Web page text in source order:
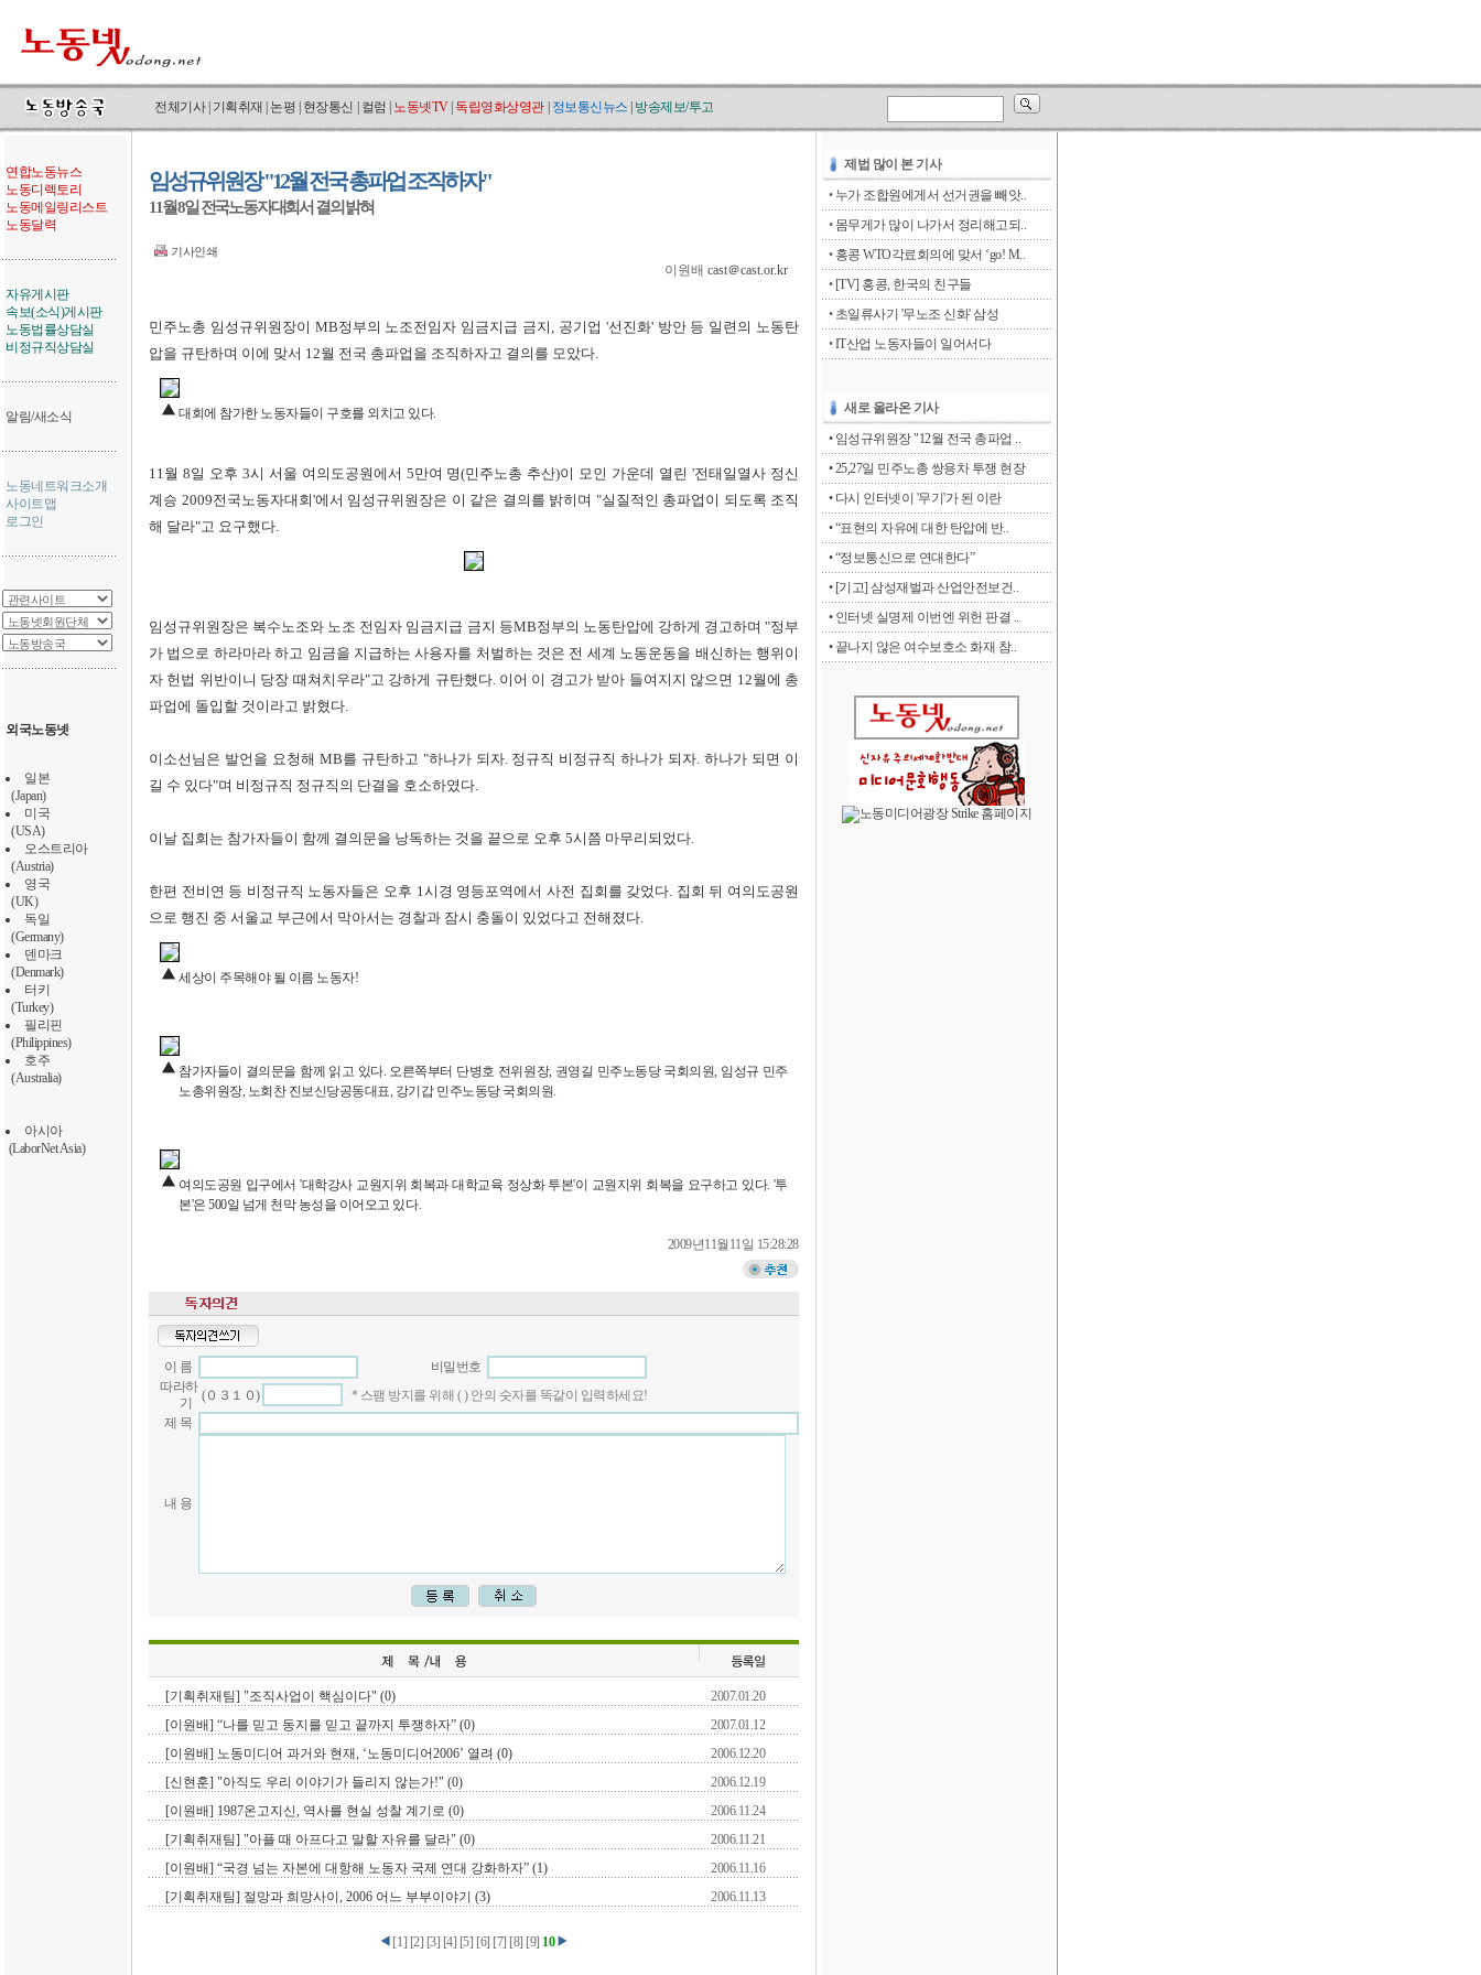
전체기사| 기획취재 논평 현장통신 컬럼 노동넷TV| 독립영화상영관 정보통신뉴스 방송제보/투고
연합노동뉴스
노동디렉토리
노동메일링리스트
노동달력
자유게시판
속보(소식)게시판
노동법률상담실
비정규직상담실
알림/새소식
노동네트워크소개
사이트맵
로그인
외국노동넷
일본
(Japan)
미국
(USA)
오스트리아
(Austria)
영국
(UK)
독일
(Germany)
덴마크
(Denmark)
터키
(Turkey)
필리핀
(Philippines)
호주
(Australia)
아시아
(LaborNet Asia)
임성규위원장 "12월 전국 총파업 조직하자"
11월 8일 전국노동자대회서 결의 밝혀
기사인쇄
이원배 cast＠cast.or.kr
민주노총 임성규위원장이 MB정부의 노조전임자 임금지급 금지, 공기업 '선진화' 방안 등 일련의 노동탄
압을 규탄하며 이에 맞서 12월 전국 총파업을 조직하자고 결의를 모았다.
대회에 참가한 노동자들이 구호를 외치고 있다.
11월 8일 오후 3시 서울 여의도공원에서 5만여 명(민주노총 추산)이 모인 가운데 열린 '전태일열사 정신
계승 2009전국노동자대회'에서 임성규위원장은 이 같은 결의를 밝히며 "실질적인 총파업이 되도록 조직
해 달라"고 요구했다.
임성규위원장은 복수노조와 노조 전임자 임금지급 금지 등MB정부의 노동탄압에 강하게 경고하며 "정부
가 법으로 하라마라 하고 임금을 지급하는 사용자를 처벌하는 것은 전 세계 노동운동을 배신하는 행위이
자 헌법 위반이니 당장 때쳐치우라"고 강하게 규탄했다. 이어 이 경고가 받아 들여지지 않으면 12월에 총
파업에 돌입할 것이라고 밝혔다.
이소선님은 발언을 요청해 MB를 규탄하고 "하나가 되자. 정규직 비정규직 하나가 되자. 하나가 되면 이
길 수 있다"며 비정규직 정규직의 단결을 호소하였다.
이날 집회는 참가자들이 함께 결의문을 낭독하는 것을 끝으로 오후 5시쯤 마무리되었다.
한편 전비연 등 비정규직 노동자들은 오후 1시경 영등포역에서 사전 집회를 갖었다. 집회 뒤 여의도공원
으로 행진 중 서울교 부근에서 막아서는 경찰과 잠시 충돌이 있었다고 전해졌다.
세상이 주목해야 될 이름 노동자!
참가자들이 결의문을 함께 읽고 있다. 오른쪽부터 단병호 전위원장, 권영길 민주노동당 국회의원, 임성규 민주
노총위원장, 노회찬 진보신당공동대표, 강기갑 민주노동당 국회의원.
여의도공원 입구에서 '대학강사 교원지위 회복과 대학교육 정상화 투본'이 교원지위 회복을 요구하고 있다. '투
본'은 500일 넘게 천막 농성을 이어오고 있다.
2009년11월11일 15:28:28
이 름
비밀번호
따라하
기
(０３１０)
* 스팸 방지를 위해 ( ) 안의 숫자를 똑같이 입력하세요!
제 목
내 용
[기획취재팀] "조직사업이 핵심이다" (0)
2007.01.20
[이원배] “나를 믿고 동지를 믿고 끝까지 투쟁하자” (0)
2007.01.12
[이원배] 노동미디어 과거와 현재, ‘노동미디어2006’ 열려 (0)
2006.12.20
[신현훈] "아직도 우리 이야기가 들리지 않는가!" (0)
2006.12.19
[이원배] 1987온고지신, 역사를 현실 성찰 계기로 (0)
2006.11.24
[기획취재팀] "아플 때 아프다고 말할 자유를 달라" (0)
2006.11.21
[이원배] “국경 넘는 자본에 대항해 노동자 국제 연대 강화하자” (1)
2006.11.16
[기획취재팀] 절망과 희망사이, 2006 어느 부부이야기 (3)
2006.11.13
[1] [2] [3] [4] [5] [6] [7] [8] [9] 10
제법 많이 본 기사
• 누가 조합원에게서 선거권을 빼앗..
• 몸무게가 많이 나가서 정리해고되..
• 홍콩 WTO각료회의에 맞서 ‘go! M..
• [TV] 홍콩, 한국의 친구들
• 초일류사기 '무노조 신화' 삼성
•IT산업 노동자들이 일어서다
새로 올라온 기사
• 임성규위원장 "12월 전국 총파업 ..
• 25,27일 민주노총 쌍용차 투쟁 현장
• 다시 인터넷이 '무기'가 된 이란
• “표현의 자유에 대한 탄압에 반..
• “정보통신으로 연대한다”
• [기고] 삼성재벌과 산업안전보건..
• 인터넷 실명제 이번엔 위헌 판결 ..
• 끝나지 않은 여수보호소 화재 참..